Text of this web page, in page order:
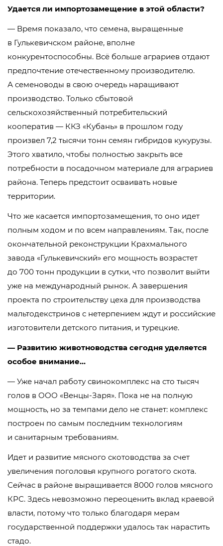
Удается ли импортозамещение в этой области?
— Время показало, что семена, выращенные
в Гулькевичском районе, вполне
конкурентоспособны. Всё больше аграриев отдают
предпочтение отечественному производителю.
А семеноводы в свою очередь наращивают
производство. Только сбытовой
сельскохозяйственный потребительский
кооператив — ККЗ «Кубань» в прошлом году
произвел 7,2 тысячи тонн семян гибридов кукурузы.
Этого хватило, чтобы полностью закрыть все
потребности в посадочном материале для аграриев
района. Теперь предстоит осваивать новые
территории.
Что же касается импортозамещения, то оно идет
полным ходом и по всем направлениям. Так, после
окончательной реконструкции Крахмального
завода «Гулькевичский» его мощность возрастет
до 700 тонн продукции в сутки, что позволит выйти
уже на международный рынок. А завершения
проекта по строительству цеха для производства
мальтодекстринов с нетерпением ждут и российские
изготовители детского питания, и турецкие.
— Развитию животноводства сегодня уделяется
особое внимание…
— Уже начал работу свинокомплекс на сто тысяч
голов в ООО «Венцы-Заря». Пока не на полную
мощность, но за темпами дело не станет: комплекс
построен по самым последним технологиям
и санитарным требованиям.
Идет и развитие мясного скотоводства за счет
увеличения поголовья крупного рогатого скота.
Сейчас в районе выращивается 8000 голов мясного
КРС. Здесь невозможно переоценить вклад краевой
власти, потому что только благодаря мерам
государственной поддержки удалось так нарастить
стадо.